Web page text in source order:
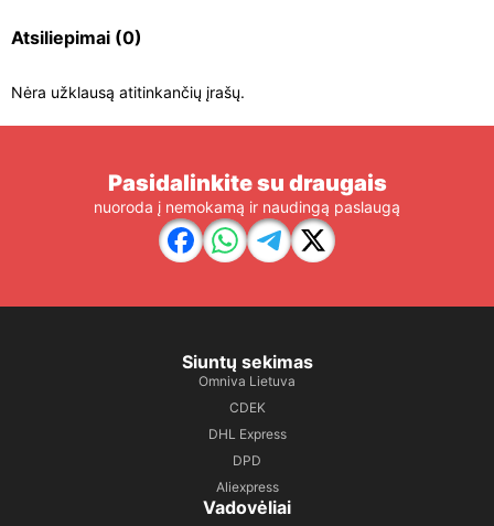
Atsiliepimai (0)
Nėra užklausą atitinkančių įrašų.
Pasidalinkite su draugais
nuoroda į nemokamą ir naudingą paslaugą
Siuntų sekimas
Omniva Lietuva
CDEK
DHL Express
DPD
Aliexpress
Vadovėliai